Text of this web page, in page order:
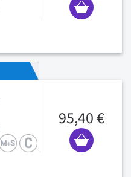
95,40 €